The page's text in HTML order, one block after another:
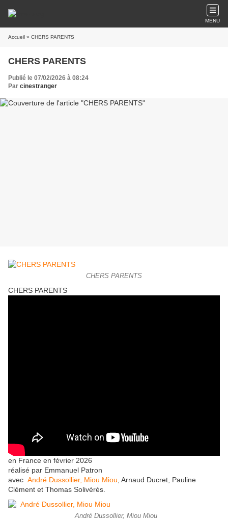
MENU
Accueil » CHERS PARENTS
CHERS PARENTS
Publié le 07/02/2026 à 08:24
Par cinestranger
CHERS PARENTS
CHERS PARENTS
en France en février 2026
réalisé par Emmanuel Patron
avec André Dussollier, Miou Miou , Arnaud Ducret, Pauline
Clément et Thomas Solivérès.
André Dussollier, Miou Miou